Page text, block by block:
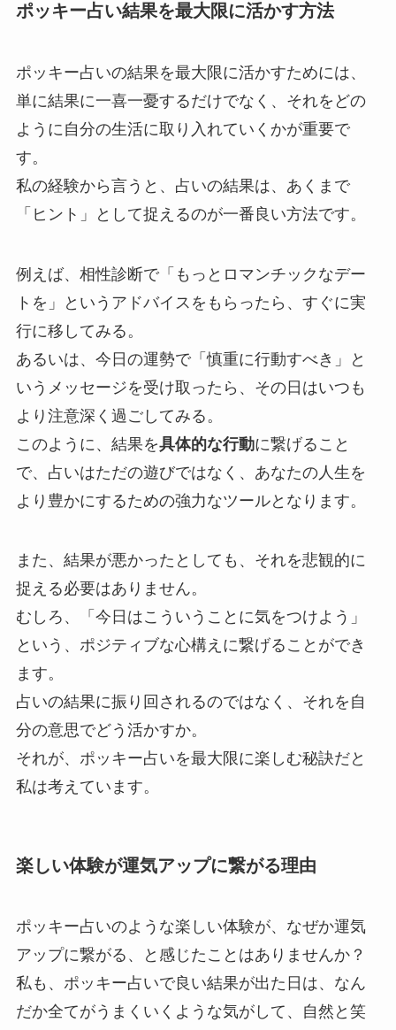
ポッキー占い結果を最大限に活かす方法
ポッキー占いの結果を最大限に活かすためには、
単に結果に一喜一憂するだけでなく、それをどの
ように自分の生活に取り入れていくかが重要で
す。
私の経験から言うと、占いの結果は、あくまで
「ヒント」として捉えるのが一番良い方法です。
例えば、相性診断で「もっとロマンチックなデー
トを」というアドバイスをもらったら、すぐに実
行に移してみる。
あるいは、今日の運勢で「慎重に行動すべき」と
いうメッセージを受け取ったら、その日はいつも
より注意深く過ごしてみる。
このように、結果を具体的な行動に繋げること
で、占いはただの遊びではなく、あなたの人生を
より豊かにするための強力なツールとなります。
また、結果が悪かったとしても、それを悲観的に
捉える必要はありません。
むしろ、「今日はこういうことに気をつけよう」
という、ポジティブな心構えに繋げることができ
ます。
占いの結果に振り回されるのではなく、それを自
分の意思でどう活かすか。
それが、ポッキー占いを最大限に楽しむ秘訣だと
私は考えています。
楽しい体験が運気アップに繋がる理由
ポッキー占いのような楽しい体験が、なぜか運気
アップに繋がる、と感じたことはありませんか？
私も、ポッキー占いで良い結果が出た日は、なん
だか全てがうまくいくような気がして、自然と笑